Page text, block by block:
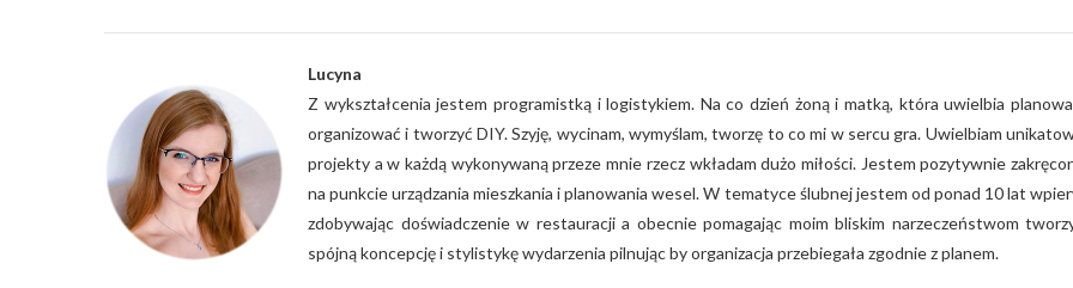
Lucyna
Z wykształcenia jestem programistką i logistykiem. Na co dzień żoną i matką, która uwielbia
organizować i tworzyć DIY. Szyję, wycinam, wymyślam, tworzę to co mi w sercu gra. Uwielbiam
projekty a w każdą wykonywaną przeze mnie rzecz wkładam dużo miłości. Jestem pozytywnie
na punkcie urządzania mieszkania i planowania wesel. W tematyce ślubnej jestem od ponad 10 lat
zdobywając doświadczenie w restauracji a obecnie pomagając moim bliskim narzeczeństwom
spójną koncepcję i stylistykę wydarzenia pilnując by organizacja przebiegała zgodnie z planem.